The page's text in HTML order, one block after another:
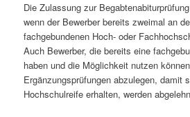
Die Zulassung zur
wenn der Bewerber bereits zweimal an
fachgebundenen Hoch- oder
Auch Bewerber, die bereits eine
haben und die Möglichkeit nutzen
Ergänzungsprüfungen abzulegen, damit
Hochschulreife erhalten, werden